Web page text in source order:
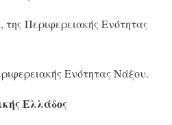
Περιφερειακής Ενότητας
Ενότητας Νάξου.
Ελλάδος